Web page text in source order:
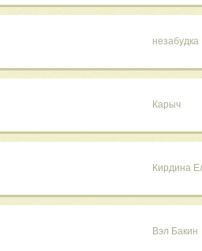
незабудка
Карыч
Кирдина
Вэл Бакин